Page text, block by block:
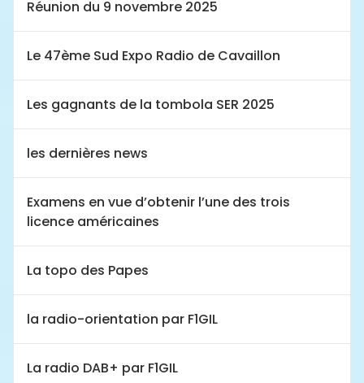
Réunion du 9 novembre 2025
Le 47ème Sud Expo Radio de Cavaillon
Les gagnants de la tombola SER 2025
les dernières news
Examens en vue d’obtenir l’une des trois
licence américaines
La topo des Papes
la radio-orientation par F1GIL
La radio DAB+ par F1GIL